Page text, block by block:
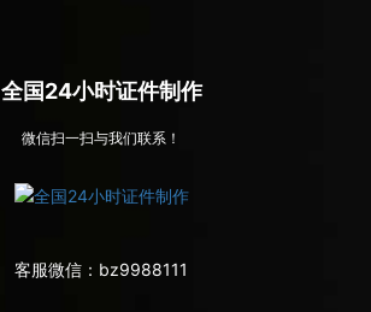
全国24小时证件制作
微信扫一扫与我们联系！
客服微信： bz9988111